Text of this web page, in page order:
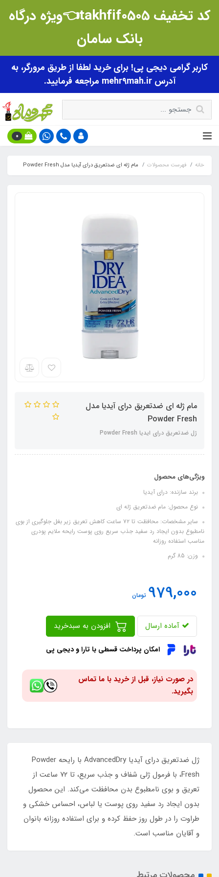
کد تخفیف takhfif0505👈ویژه درگاه
بانک سامان
کاربر گرامی دیجی پی! برای خرید لطفا از طریق مرورگر، به
آدرس mehr9mah.ir مراجعه فرمایید.
0
خانه فهرست محصولات مام ژله ای ضدتعریق درای آیدیا مدل Powder Fresh
مام ژله ای ضدتعریق درای آیدیا مدل
Powder Fresh
ژل ضدتعریق درای ایدیا Powder Fresh
ویژگی‌های محصول
برند سازنده: درای آیدیا
نوع محصول: مام ضدتعریق ژله ای
سایر مشخصات: محافظت تا ۷۲ ساعت کاهش تعریق زیر بغل جلوگیری از بوی
نامطبوع بدون ایجاد رد سفید جذب سریع روی پوست رایحه ملایم پودری
مناسب استفاده روزانه
وزن: 85 گرم
979,000 تومان
آماده ارسال
امکان پرداخت قسطی با تارا و دیجی پی
در صورت نیاز، قبل از خرید با ما تماس
بگیرید.
ژل ضدتعریق درای آیدیا AdvancedDry با رایحه Powder
Fresh، با فرمول ژلی شفاف و جذب سریع، تا ۷۲ ساعت از
تعریق و بوی نامطبوع بدن محافظت می‌کند. این محصول
بدون ایجاد رد سفید روی پوست یا لباس، احساس خشکی و
طراوت را در طول روز حفظ کرده و برای استفاده روزانه بانوان
و آقایان مناسب است.